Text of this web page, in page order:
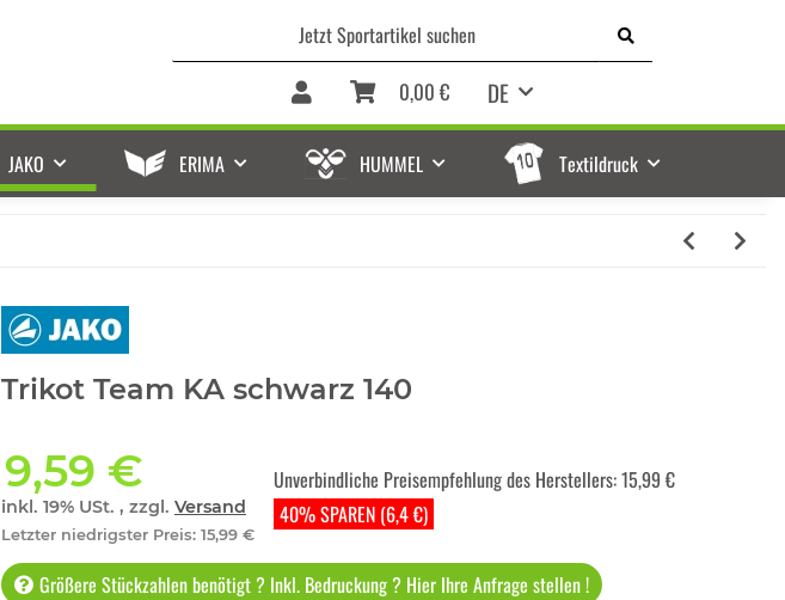
DE
0,00 €
JAKO ERIMA HUMMEL Textildruck
Trikot Team KA schwarz 140
9,59 €
inkl. 19% USt. , zzgl. Versand
Letzter niedrigster Preis: 15,99 €
40% SPAREN (6,4 €)
Unverbindliche Preisempfehlung des Herstellers:15,99 €
Größere Stückzahlen benötigt ? Inkl. Bedruckung ? Hier Ihre Anfrage stellen !